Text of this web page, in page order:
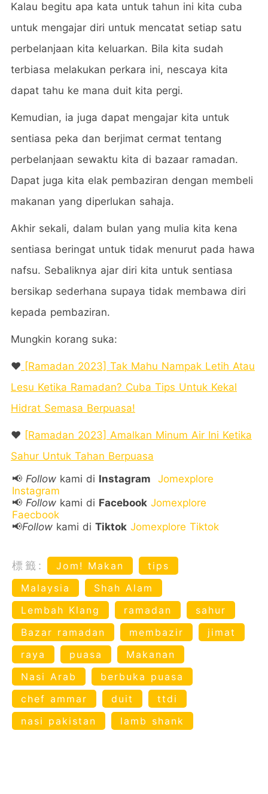
Kalau begitu apa kata untuk tahun ini kita cuba
untuk mengajar diri untuk mencatat setiap satu
perbelanjaan kita keluarkan. Bila kita sudah
terbiasa melakukan perkara ini, nescaya kita
dapat tahu ke mana duit kita pergi.
Kemudian, ia juga dapat mengajar kita untuk
sentiasa peka dan berjimat cermat tentang
perbelanjaan sewaktu kita di bazaar ramadan.
Dapat juga kita elak pembaziran dengan membeli
makanan yang diperlukan sahaja.
Akhir sekali, dalam bulan yang mulia kita kena
sentiasa beringat untuk tidak menurut pada hawa
nafsu. Sebaliknya ajar diri kita untuk sentiasa
bersikap sederhana supaya tidak membawa diri
kepada pembaziran.
Mungkin korang suka:
❤️ [Ramadan 2023] Tak Mahu Nampak Letih Atau
Lesu Ketika Ramadan? Cuba Tips Untuk Kekal
Hidrat Semasa Berpuasa!
❤️ [Ramadan 2023] Amalkan Minum Air Ini Ketika
Sahur Untuk Tahan Berpuasa
📢 Follow kami di Instagram
Jomexplore
Instagram
📢 Follow kami di Facebook Jomexplore
Faecbook
📢Follow kami di Tiktok Jomexplore Tiktok
標籤: Jom! Makan
tips
Malaysia
Shah Alam
Lembah Klang
ramadan
sahur
Bazar ramadan
membazir
jimat
raya
puasa
Makanan
Nasi Arab
berbuka puasa
chef ammar
duit
ttdi
nasi pakistan
lamb shank